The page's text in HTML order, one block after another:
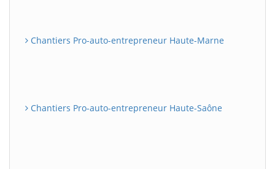
Chantiers Pro-auto-entrepreneur Haute-Marne
Chantiers Pro-auto-entrepreneur Haute-Saône